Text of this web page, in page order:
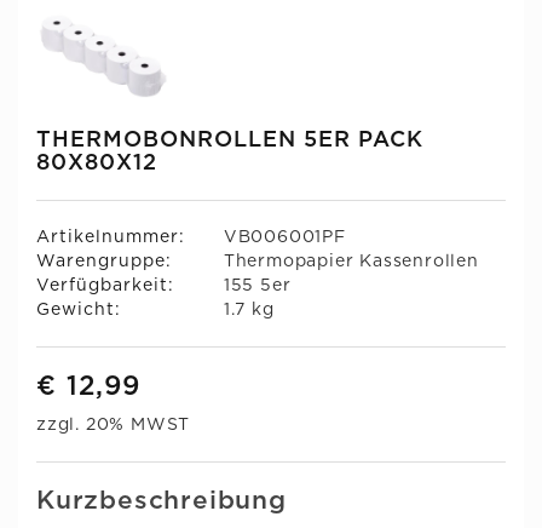
THERMOBONROLLEN 5ER PACK
80X80X12
Artikelnummer:
VB006001PF
Warengruppe:
Thermopapier Kassenrollen
Verfügbarkeit:
155 5er
Gewicht:
1.7 kg
€ 12,99
zzgl. 20% MWST
Kurzbeschreibung